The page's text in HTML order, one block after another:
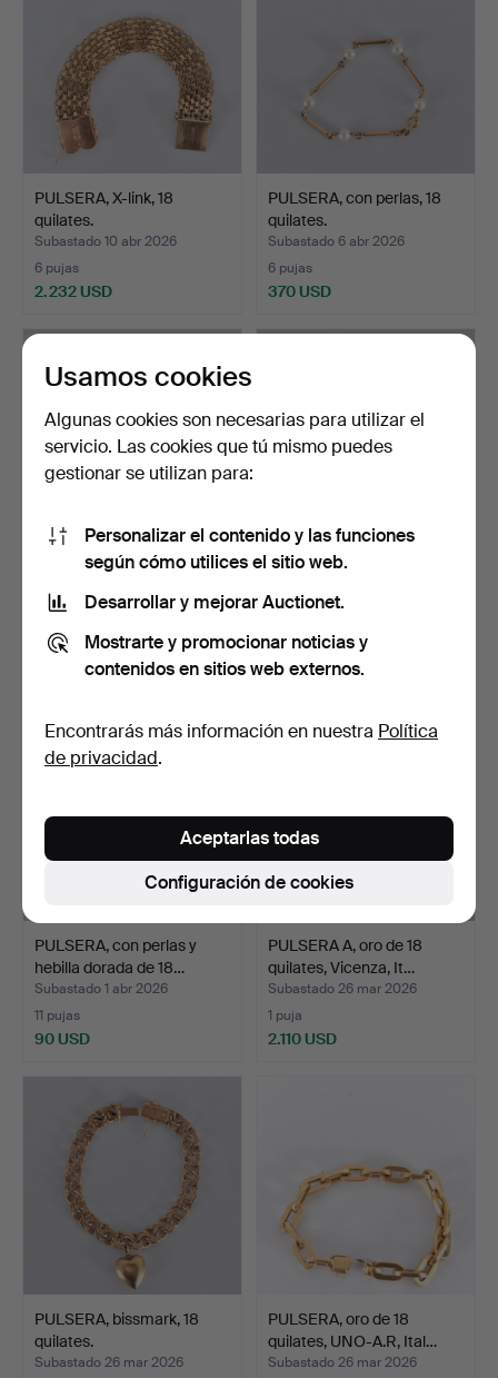
PULSERA, X-link, 18
quilates.
Subastado 10 abr 2026
6 pujas
2.232 USD
PULSERA, con perlas, 18
quilates.
Subastado 6 abr 2026
6 pujas
370 USD
PULSERA con dijes, oro
rojo de 18 quilates.
Subastado 2 abr 2026
11 pujas
1.003 USD
PULSERA, bissmark, 18
quilates.
6 pujas
3.704 USD
PULSERA, con perlas y
hebilla dorada de 18…
Subastado 1 abr 2026
11 pujas
90 USD
PULSERA A, oro de 18
quilates, Vicenza, It…
Subastado 26 mar 2026
1 puja
2.110 USD
PULSERA, bissmark, 18
quilates.
Subastado 26 mar 2026
PULSERA, oro de 18
quilates, UNO-A.R, Ital…
Subastado 26 mar 2026
Usamos cookies
Algunas cookies son necesarias para utilizar el
servicio. Las cookies que tú mismo puedes
gestionar se utilizan para:
Personalizar el contenido y las funciones
según cómo utilices el sitio web.
Desarrollar y mejorar Auctionet.
Mostrarte y promocionar noticias y
contenidos en sitios web externos.
Encontrarás más información en nuestra Política
de privacidad.
Configuración de cookies
Aceptarlas todas